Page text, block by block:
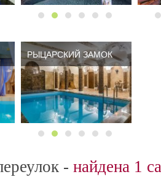
РЫЦАРСКИЙ ЗАМОК
РЫЦАРСКИЙ ЗАМОК
- найдена 1